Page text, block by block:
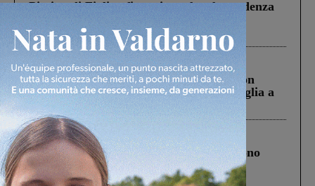
Piscina di Figline finanziata oltre la scadenza
Pnrr, il gruppo di Fratelli d’Italia: “Un
ringraziamento al Governo”
Cronaca 3 Agosto 2026
Scomparso da una struttura di Castiglion
Fiorentino l’uomo che aveva ucciso la figlia a
Levane nel 2020
Cronaca 4 Agosto 2026
Un anno fa la strage in A1 in cui morirono
Gianni, Giulia e Franco. Lo schianto, il
processo, lo stop ai sorpassi fra tir....